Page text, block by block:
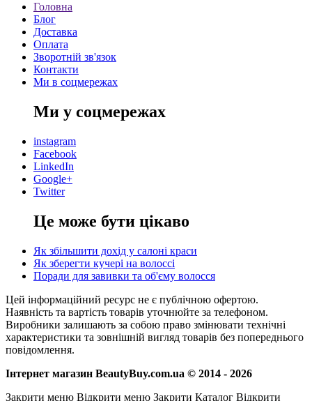
Головна
Блог
Доставка
Оплата
Зворотній зв'язок
Контакти
Ми в соцмережах
Ми у соцмережах
instagram
Facebook
LinkedIn
Google+
Twitter
Це може бути цікаво
Як збільшити дохід у салоні краси
Як зберегти кучері на волоссі
Поради для завивки та об'єму волосся
Цей інформаційний ресурс не є публічною офертою.
Наявність та вартість товарів уточнюйте за телефоном.
Виробники залишають за собою право змінювати технічні
характеристики та зовнішній вигляд товарів без попереднього
повідомлення.
Інтернет магазин BeautyBuy.com.ua © 2014 - 2026
Закрити меню Відкрити меню Закрити Каталог Відкрити